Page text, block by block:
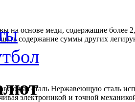
на основе меди, содержащие
содержание суммы других
сталь Нержавеющую сталь
электроникой и точной